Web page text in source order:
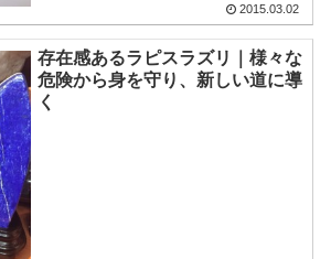
2015.03.02
存在感あるラピスラズリ｜様々な
危険から身を守り、新しい道に導
く